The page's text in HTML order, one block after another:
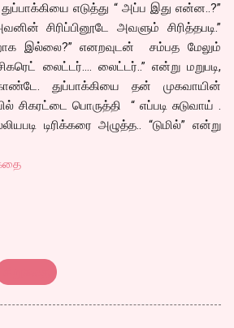
எடுத்து “ அப்ப இது என்ன..?”
சிரிப்பினூடே அவளும் சிரித்தபடி.”
இல்லை?” எனறவுடன் சம்பத மேலும்
லைட்டர்…. லைட்டர்..” என்று மறுபடி,
துப்பாக்கியை தன் முகவாயின்
சிகரட்டை பொருத்தி “ எப்படி சுடுவாய் .
டிரிக்கரை அழுத்த.. “டுமில்” என்று